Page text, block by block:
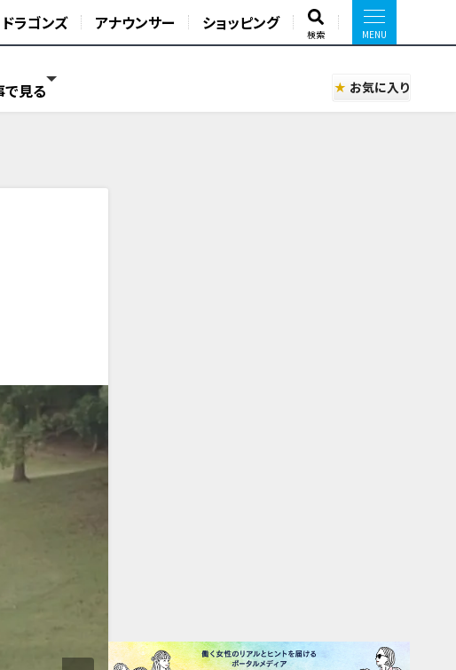
ドラゴンズ アナウンサー ショッピング
検索
で見る お気に入り